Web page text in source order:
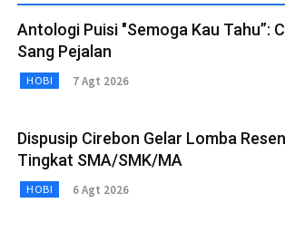
Antologi Puisi "Semoga Kau Tahu”:
Sang Pejalan
HOBI 7 Agt 2026
Dispusip Cirebon Gelar Lomba
Tingkat SMA/SMK/MA
HOBI 6 Agt 2026